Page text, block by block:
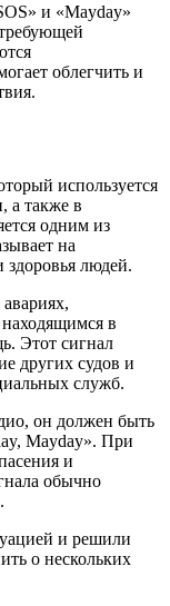
и «Mayday»
облегчить и
используется
а также в
одним из
на
здоровья людей.
находящимся в
Этот сигнал
других судов и
служб.
он должен быть
Mayday». При
и
обычно
и решили
о нескольких